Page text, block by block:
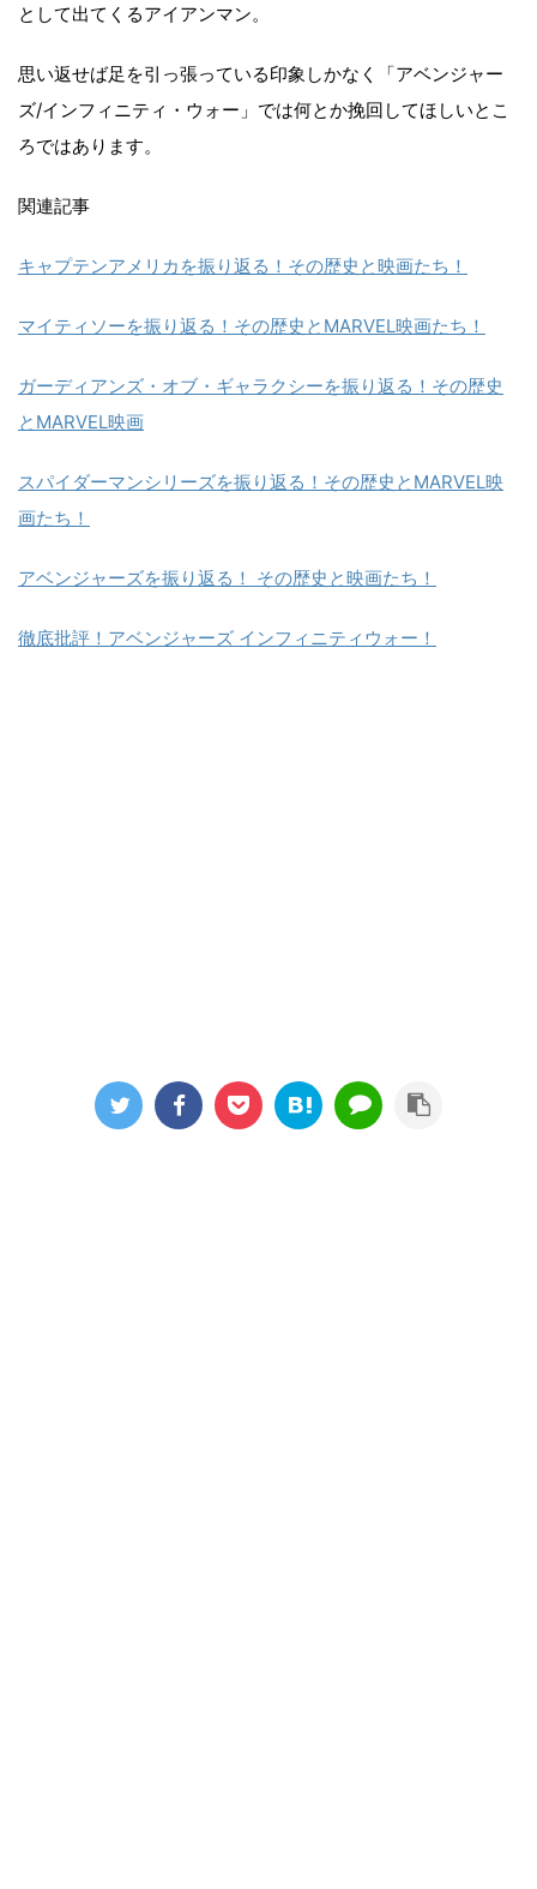
として出てくるアイアンマン。
思い返せば足を引っ張っている印象しかなく「アベンジャー
ズ/インフィニティ・ウォー」では何とか挽回してほしいとこ
ろではあります。
関連記事
キャプテンアメリカを振り返る！その歴史と映画たち！
マイティソーを振り返る！その歴史とMARVEL映画たち！
ガーディアンズ・オブ・ギャラクシーを振り返る！その歴史
とMARVEL映画
スパイダーマンシリーズを振り返る！その歴史とMARVEL映
画たち！
アベンジャーズを振り返る！ その歴史と映画たち！
徹底批評！アベンジャーズ インフィニティウォー！